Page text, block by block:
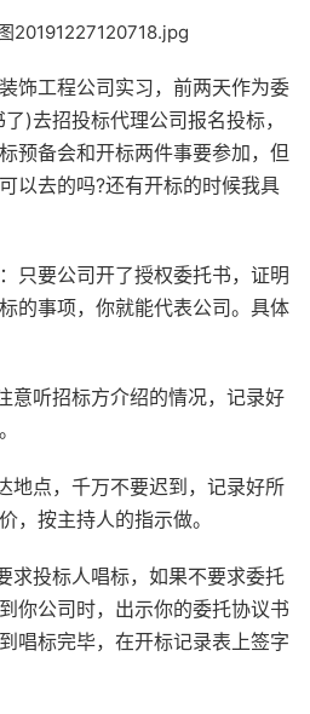
工程公司实习，前两天作为委
)去招投标代理公司报名投标，
预备会和开标两件事要参加，但
以去的吗?还有开标的时候我具
要公司开了授权委托书，证明
的事项，你就能代表公司。具体
听招标方介绍的情况，记录好
点，千万不要迟到，记录好所
，按主持人的指示做。
投标人唱标，如果不要求委托
你公司时，出示你的委托协议书
唱标完毕，在开标记录表上签字